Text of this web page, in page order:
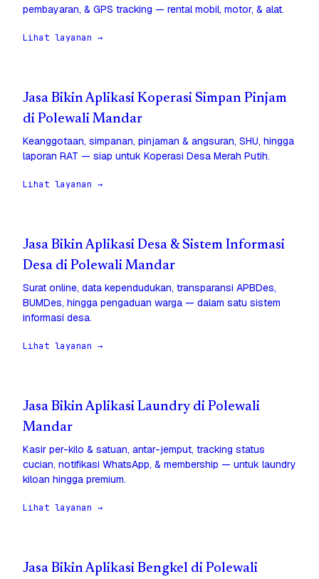
pembayaran, & GPS tracking — rental mobil, motor, & alat.
Lihat layanan →
Jasa Bikin Aplikasi Koperasi Simpan Pinjam
di Polewali Mandar
Keanggotaan, simpanan, pinjaman & angsuran, SHU, hingga
laporan RAT — siap untuk Koperasi Desa Merah Putih.
Lihat layanan →
Jasa Bikin Aplikasi Desa & Sistem Informasi
Desa di Polewali Mandar
Surat online, data kependudukan, transparansi APBDes,
BUMDes, hingga pengaduan warga — dalam satu sistem
informasi desa.
Lihat layanan →
Jasa Bikin Aplikasi Laundry di Polewali
Mandar
Kasir per-kilo & satuan, antar-jemput, tracking status
cucian, notifikasi WhatsApp, & membership — untuk laundry
kiloan hingga premium.
Lihat layanan →
Jasa Bikin Aplikasi Bengkel di Polewali